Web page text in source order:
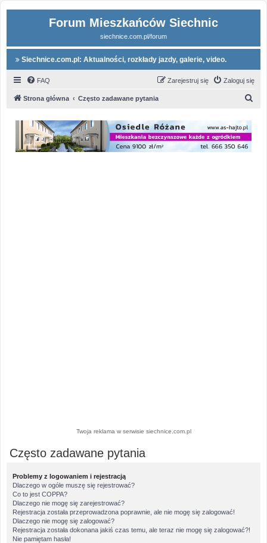
Forum Mieszkańców Siechnic
siechnice.com.pl/forum
Siechnice.com.pl: Aktualności, rozkłady jazdy, galerie, video.
FAQ Zaloguj się
Zarejestruj się
Strona główna Często zadawane pytania
Twoja reklama w serwisie siechnice.com.pl
Często zadawane pytania
Problemy z logowaniem i rejestracją
Dlaczego w ogóle muszę się rejestrować?
Co to jest COPPA?
Dlaczego nie mogę się zarejestrować?
Rejestracja została przeprowadzona poprawnie, ale nie mogę się zalogować!
Dlaczego nie mogę się zalogować?
Rejestracja została dokonana jakiś czas temu, ale teraz nie mogę się zalogować?!
Nie pamiętam hasła!